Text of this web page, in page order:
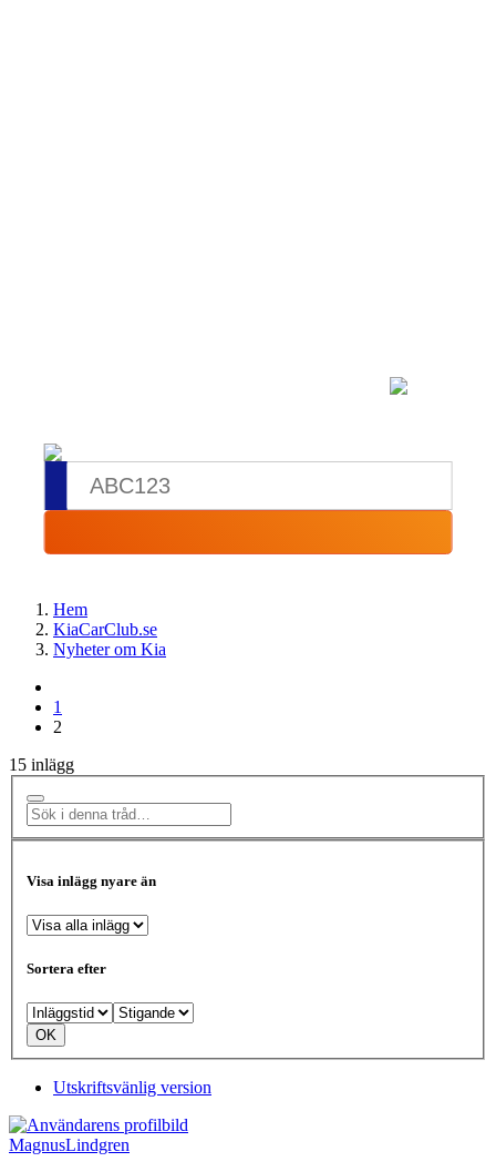
Hem
KiaCarClub.se
Nyheter om Kia
1
2
15 inlägg
Visa inlägg nyare än
Sortera efter
Utskriftsvänlig version
MagnusLindgren